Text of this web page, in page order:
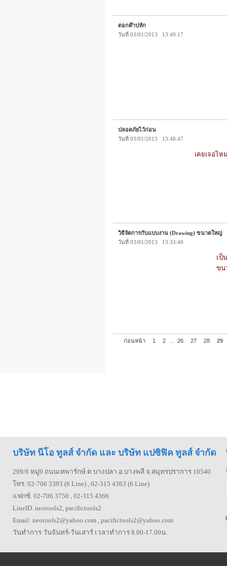
ดอกต๊าปหัก
วันที่ 03/01/2013 13:49:17
ปลอดภัยไว้ก่อน
วันที่ 03/01/2013 13:48:47
เคยเจอไ
วิธีจัดการกับแบบงาน (Drawing) ขนาดใหญ่
วันที่ 03/01/2013 13:33:40
เป็
ขน
ก่อนหน้า 1 2 26 27 28 29
บริษัท นีโอ ทูลส์ จำกัด และ บริษัท แปซิฟิค ทูลส์ จำกัด
299/6 หมู่9 ถนนเทพารักษ์ ต.บางปลา อ.บางพลี จ.สมุทรปราการ 10540
โทร. 02-706 3393 (6 Line) , 02-315 4363 (6 Line)
แฟกซ์. 02-706 3750 , 02-315 4366
LineID. neotools2, pacifictools2
Email: neotools2@yahoo.com , pacifictools2@yahoo.com
วันทำการ วันจันทร์-วันเสาร์ เวลาทำการ 8.00-17.00น.